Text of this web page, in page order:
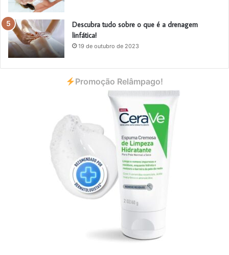
Descubra tudo sobre o que é a drenagem
linfática!
19 de outubro de 2023
Promoção Relâmpago!